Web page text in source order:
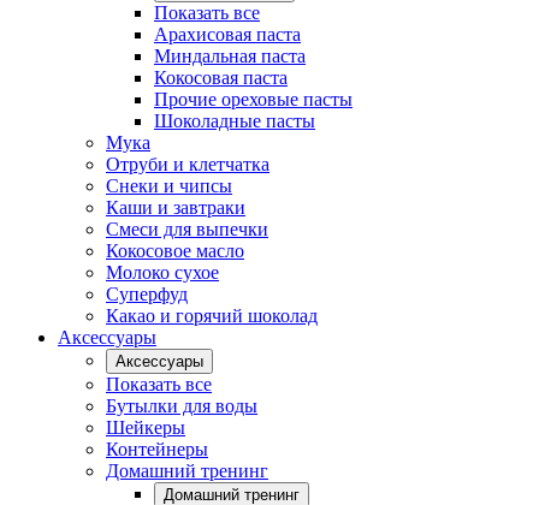
Показать все
Арахисовая паста
Миндальная паста
Кокосовая паста
Прочие ореховые пасты
Шоколадные пасты
Мука
Отруби и клетчатка
Снеки и чипсы
Каши и завтраки
Смеси для выпечки
Кокосовое масло
Молоко сухое
Суперфуд
Какао и горячий шоколад
Аксессуары
Аксессуары
Показать все
Бутылки для воды
Шейкеры
Контейнеры
Домашний тренинг
Домашний тренинг